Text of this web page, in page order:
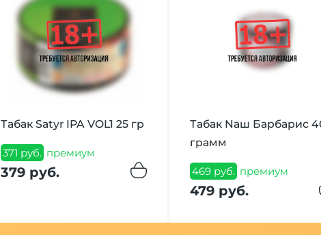
Табак Satyr IPA VOL1 25 гр
371 руб. премиум
379 руб.
Табак Nаш Барбарис
грамм
469 руб. премиум
479 руб.